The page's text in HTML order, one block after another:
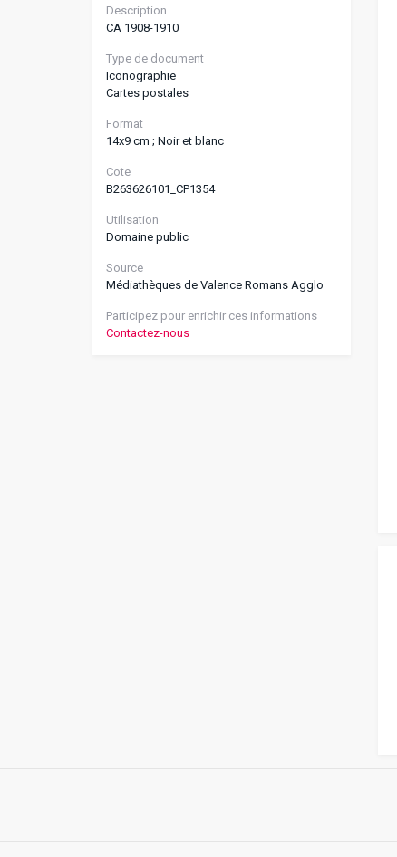
Description
CA 1908-1910
Type de document
Iconographie
Cartes postales
Format
14x9 cm ; Noir et blanc
Cote
B263626101_CP1354
Utilisation
Domaine public
Source
Médiathèques de Valence Romans Agglo
Participez pour enrichir ces informations
Contactez-nous